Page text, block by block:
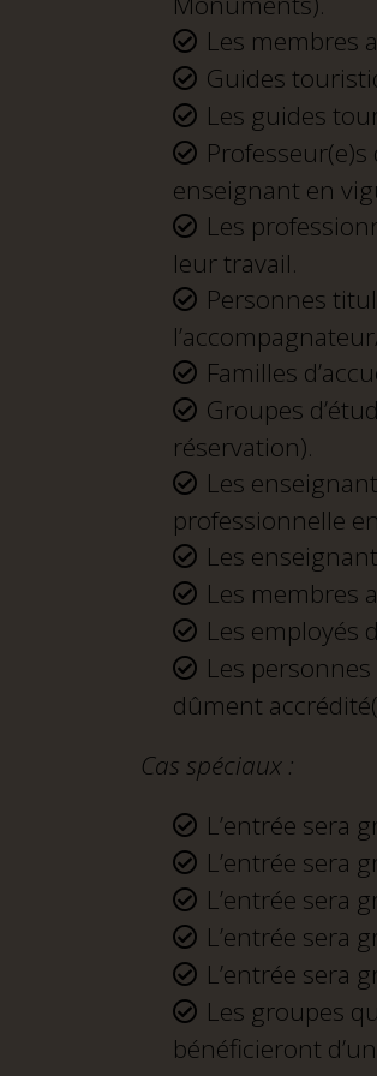
Les membres
Guides
Les guides
enseignant en
Les
leur travail.
Personnes
Familles
Groupes
réservation).
Les
professionnelle
Les
Les membres
Les employés
Les personnes
dûment
Cas spéciaux :
L’entrée sera
L’entrée sera
L’entrée sera
L’entrée sera
L’entrée sera
Les groupes
bénéficieront